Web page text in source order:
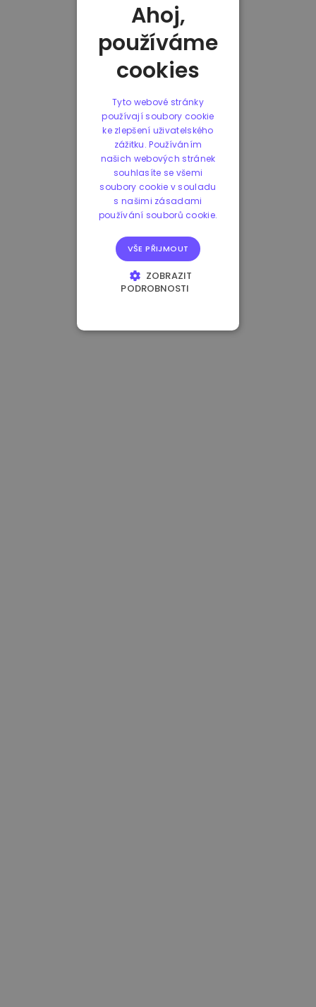
Ahoj,
používáme
cookies
Tyto webové stránky
používají soubory cookie
ke zlepšení uživatelského
zážitku. Používáním
našich webových stránek
souhlasíte se všemi
soubory cookie v souladu
s našimi zásadami
používání souborů cookie.
VŠE PŘIJMOUT
ZOBRAZIT
PODROBNOSTI